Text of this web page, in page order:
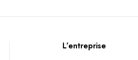
L’entreprise